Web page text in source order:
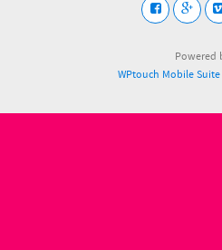
Powered
WPtouch Mobile